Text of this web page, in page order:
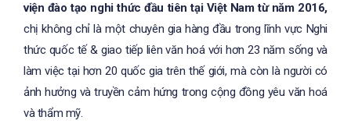
viện đào tạo nghi thức đầu tiên tại Việt Nam từ năm 2016,
chị không chỉ là một chuyên gia hàng đầu trong lĩnh vực Nghi
thức quốc tế & giao tiếp liên văn hoá với hơn 23 năm sống và
làm việc tại hơn 20 quốc gia trên thế giới, mà còn là người có
ảnh hưởng và truyền cảm hứng trong cộng đồng yêu văn hoá
và thẩm mỹ.